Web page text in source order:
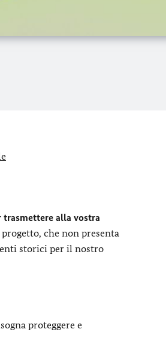
trasmettere alla vostra
che non presenta
storici per il nostro
proteggere e